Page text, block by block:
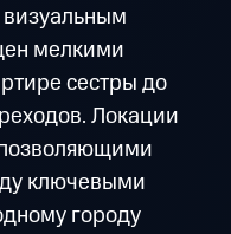
мелкими
сестры до
Локации
ключевыми
городу